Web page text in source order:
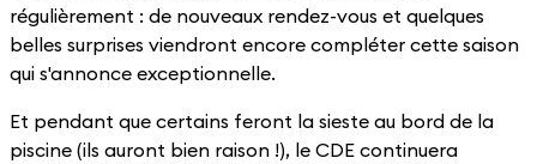
régulièrement : de nouveaux rendez-vous et quelques
belles surprises viendront encore compléter cette saison
qui s'annonce exceptionnelle.
Et pendant que certains feront la sieste au bord de la
piscine (ils auront bien raison !), le CDE continuera